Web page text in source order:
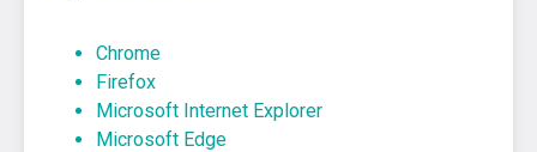
Chrome
Firefox
Microsoft Internet Explorer
Microsoft Edge